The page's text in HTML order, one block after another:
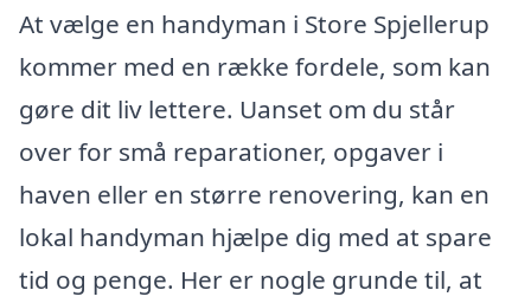
At vælge en handyman i Store Spjellerup
kommer med en række fordele, som kan
gøre dit liv lettere. Uanset om du står
over for små reparationer, opgaver i
haven eller en større renovering, kan en
lokal handyman hjælpe dig med at spare
tid og penge. Her er nogle grunde til, at